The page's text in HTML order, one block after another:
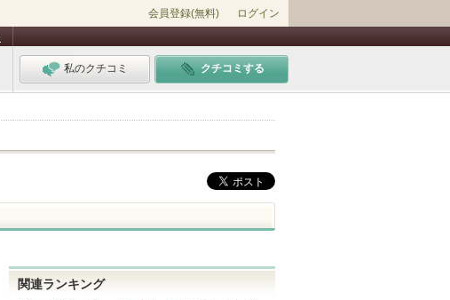
会員登録(無料) ログイン
私のクチコミ クチコミする
関連ランキング